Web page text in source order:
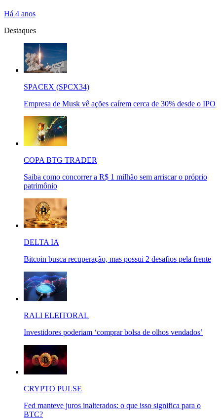
Há 4 anos
Destaques
SPACEX (SPCX34)
Empresa de Musk vê ações caírem cerca de 30% desde o IPO
COPA BTG TRADER
Saiba como concorrer a R$ 1 milhão sem arriscar o próprio
patrimônio
DELTA IA
Bitcoin busca recuperação, mas possui 2 desafios pela frente
RALI ELEITORAL
Investidores poderiam ‘comprar bolsa de olhos vendados’
CRYPTO PULSE
Fed manteve juros inalterados: o que isso significa para o
BTC?